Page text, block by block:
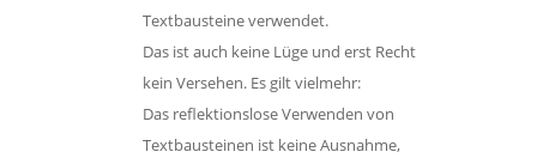
Textbausteine verwendet.
Das ist auch keine Lüge und erst Recht
kein Versehen. Es gilt vielmehr:
Das reflektionslose Verwenden von
Textbausteinen ist keine Ausnahme,